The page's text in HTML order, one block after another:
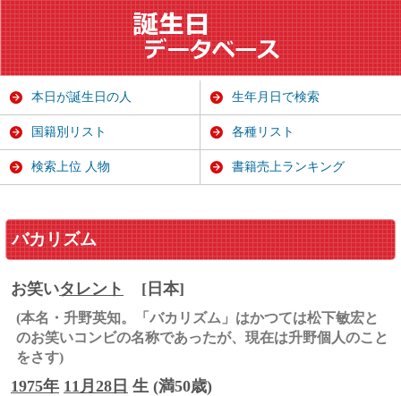
バカリズム
お笑いタレント [日本]
(本名・升野英知。「バカリズム」はかつては松下敏宏と
のお笑いコンビの名称であったが、現在は升野個人のこと
をさす)
1975年 11月28日 生 (満50歳)
本日が誕生日の人 生年月日で検索
国籍別リスト 各種リスト
検索上位 人物 書籍売上ランキング